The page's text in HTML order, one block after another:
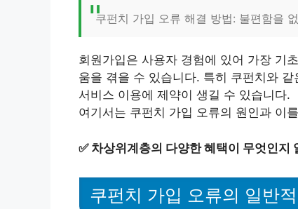
쿠펀치 가입 오류 해결 방법: 불편함을
회원가입은 사용자 경험에 있어 가장 기
움을 겪을 수 있습니다. 특히 쿠펀치와
서비스 이용에 제약이 생길 수 있습니다.
여기서는 쿠펀치 가입 오류의 원인과 이
✅ 차상위계층의 다양한 혜택이 무엇인지
쿠펀치 가입 오류의 일반